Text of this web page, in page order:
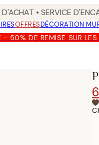
• SERVICE
OFFRESDÉCORATION
- 50% DE REMISE SUR LES